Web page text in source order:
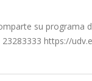
su programa
https://